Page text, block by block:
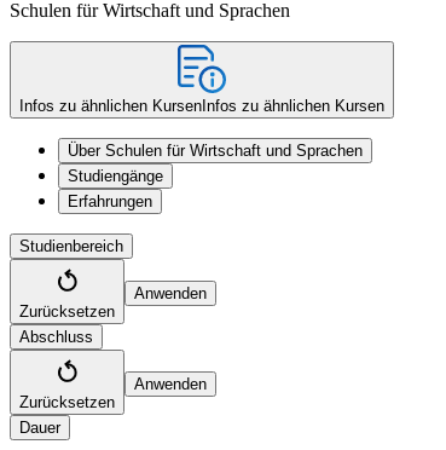
Schulen für Wirtschaft und Sprachen
Infos zu ähnlichen Kursen Infos zu ähnlichen Kursen
Über Schulen für Wirtschaft und Sprachen
Studiengänge
Erfahrungen
Studienbereich
Zurücksetzen
Anwenden
Abschluss
Zurücksetzen
Anwenden
Dauer